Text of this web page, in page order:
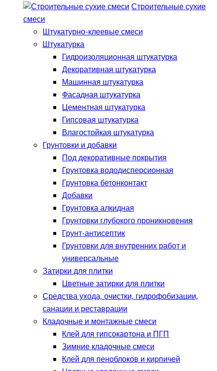
Строительные сухие
смеси
Штукатурно-клеевые смеси
Штукатурка
Гидроизоляционная штукатурка
Декоративная штукатурка
Машинная штукатурка
Фасадная штукатурка
Цементная штукатурка
Гипсовая штукатурка
Влагостойкая штукатурка
Грунтовки и добавки
Под декоративные покрытия
Грунтовка вододисперсионная
Грунтовка бетонконтакт
Добавки
Грунтовка алкидная
Грунтовки глубокого проникновения
Грунт-антисептик
Грунтовки для внутренних работ и
универсальные
Затирки для плитки
Цветные затирки для плитки
Средства ухода, очистки, гидрофобизации,
санации и реставрации
Кладочные и монтажные смеси
Клей для гипсокартона и ПГП
Зимние кладочные смеси
Клей для пеноблоков и кирпичей